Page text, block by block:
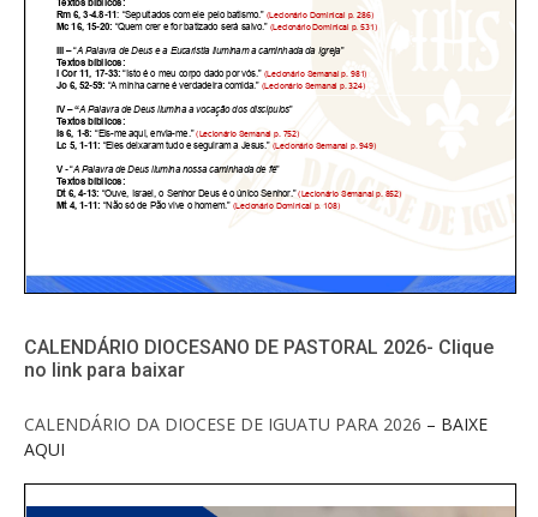
CALENDÁRIO DIOCESANO DE PASTORAL 2026- Clique
no link para baixar
CALENDÁRIO DA DIOCESE DE IGUATU PARA 2026 – BAIXE
AQUI